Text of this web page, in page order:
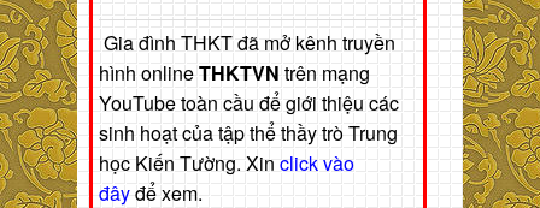
Gia đình THKT đã mở kênh truyền
hình onlineTHKTVN trên mạng
YouTube toàn cầu để giới thiệu các
sinh hoạt của tập thể thầy trò Trung
học Kiến Tường. Xin click vào
đâyđể xem.